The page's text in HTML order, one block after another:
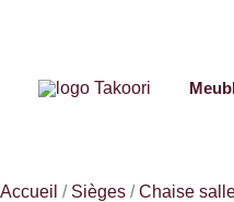
contenu
Accueil / Sièges /Chaise
Chaise